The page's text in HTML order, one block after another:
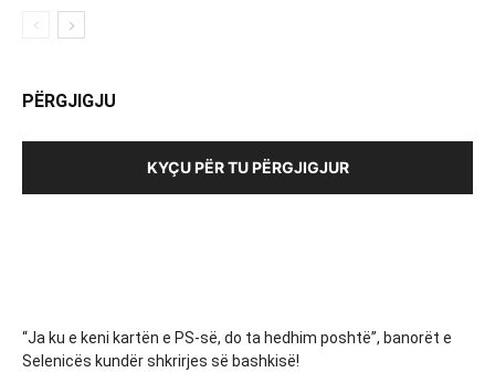
PËRGJIGJU
KYÇU PËR TU PËRGJIGJUR
“Ja ku e keni kartën e PS-së, do ta hedhim poshtë”, banorët e
Selenicës kundër shkrirjes së bashkisë!